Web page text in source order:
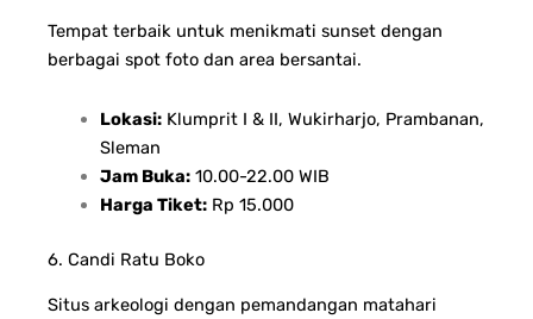
Tempat terbaik untuk menikmati sunset dengan
berbagai spot foto dan area bersantai.
Lokasi:Klumprit I & II, Wukirharjo, Prambanan,
Sleman
Jam Buka:10.00-22.00 WIB
Harga Tiket:Rp 15.000
6. Candi Ratu Boko
Situs arkeologi dengan pemandangan matahari